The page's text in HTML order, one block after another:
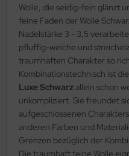
Wolle, die seidig-fein glänzt
feine Faden der Wolle
Nadelstärke 3 - 3,5
pfluffig-weiche und
traumhaften Charakter so
Kombinationstechnisch ist
Luxe Schwarz allein schon
unkompliziert. Sie freundet
aufgeschlossenen
anderen Farben und
Grenzen bezüglich der
Die traumhaft feine Wolle